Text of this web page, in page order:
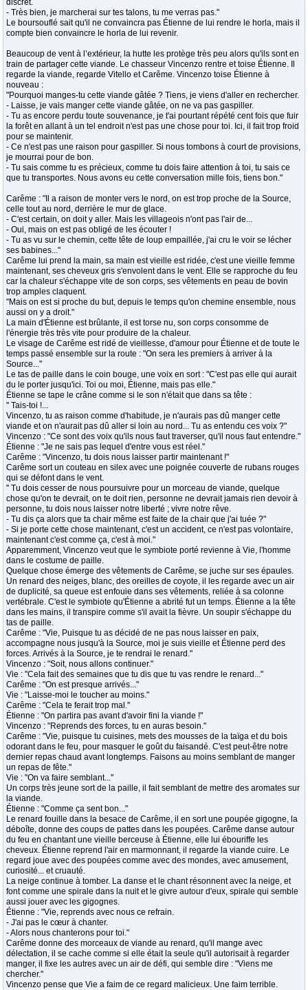
discret.
- Très bien, je marcherai sur tes talons, tu me verras pas."
Le boursouflé sait qu'il ne convaincra pas Étienne de lui rendre le horla, mais il
compte bien convaincre le horla de lui revenir.
Beaucoup de vent à l’extérieur, la hutte les protège très peu alors qu'ils sont en
train de partager cette viande. Le chasseur Vincenzo rentre et toise Étienne. Il
regarde la viande, regarde Vitello et Carême. Vincenzo toise Étienne à
nouveau :
"Pourquoi manges-tu cette viande gâtée ? Tiens, je viens d'aller en rechercher.
- Laisse, je vais manger cette viande gâtée, on ne va pas gaspiller.
- Tu as encore perdu toute souvenance, je t'ai pourtant répété cent fois que fuir
la forêt en allant à un tel endroit n'est pas une chose pour toi. Ici, il fait trop froid
pour se maintenir.
- Ce n'est pas une raison pour gaspiller. Si nous tombons à court de provisions,
je mourrai pour de bon.
- Tu sais comme tu es précieux, comme tu dois faire attention à toi, tu sais ce
que tu transportes. Nous avons eu cette conversation mille fois, tiens bon."
Carême : "Il a raison de monter vers le nord, on est trop proche de la Source,
celle tout au nord, derrière le mur de glace.
- C'est certain, on doit y aller. Mais les villageois n'ont pas l'air de...
- Oui, mais on est pas obligé de les écouter !
- Tu as vu sur le chemin, cette tête de loup empaillée, j'ai cru le voir se lécher
ses babines..."
Carême lui prend la main, sa main est vieille est ridée, c'est une vieille femme
maintenant, ses cheveux gris s'envolent dans le vent. Elle se rapproche du feu
car la chaleur s'échappe vite de son corps, ses vêtements en peau de bovin
trop amples claquent.
"Mais on est si proche du but, depuis le temps qu'on chemine ensemble, nous
aussi on y a droit."
La main d'Étienne est brûlante, il est torse nu, son corps consomme de
l'énergie très très vite pour produire de la chaleur.
Le visage de Carême est ridé de vieillesse, d'amour pour Étienne et de toute le
temps passé ensemble sur la route : "On sera les premiers à arriver à la
Source..."
Le tas de paille dans le coin bouge, une voix en sort : "C'est pas elle qui aurait
du le porter jusqu'ici. Toi ou moi, Étienne, mais pas elle."
Étienne se tape le crâne comme si le son n'était que dans sa tête :
" Tais-toi !...
Vincenzo, tu as raison comme d'habitude, je n'aurais pas dû manger cette
viande et on n'aurait pas dû aller si loin au nord... Tu as entendu ces voix ?"
Vincenzo : "Ce sont des voix qu'ils nous faut traverser, qu'il nous faut entendre."
Étienne : "Je ne sais pas lequel d'entre vous est réel."
Carême : "Vincenzo, tu dois nous laisser partir maintenant !"
Carême sort un couteau en silex avec une poignée couverte de rubans rouges
qui se défont dans le vent.
" Tu dois cesser de nous poursuivre pour un morceau de viande, quelque
chose qu'on te devrait, on te doit rien, personne ne devrait jamais rien devoir à
personne, tu dois nous laisser notre liberté ; vivre notre rêve.
- Tu dis ça alors que ta chair même est faite de la chair que j'ai tuée ?"
- Si je porte cette chose maintenant, c'est un accident, ce n'est pas volontaire,
maintenant c'est comme ça, c'est à moi."
Apparemment, Vincenzo veut que le symbiote porté revienne à Vie, l'homme
dans le costume de paille.
Quelque chose émerge des vêtements de Carême, se juche sur ses épaules.
Un renard des neiges, blanc, des oreilles de coyote, il les regarde avec un air
de duplicité, sa queue est enfouie dans ses vêtements, reliée à sa colonne
vertébrale. C'est le symbiote qu'Étienne a abrité fut un temps. Étienne a la tête
dans les mains, il transpire comme s'il avait la fièvre. Un soupir s'échappe du
tas de paille.
Carême : "Vie, Puisque tu as décidé de ne pas nous laisser en paix,
accompagne nous jusqu'à la Source, moi je suis vieille et Étienne perd des
forces. Arrivés à la Source, je te rendrai le renard."
Vincenzo : "Soit, nous allons continuer."
Vie : "Cela fait des semaines que tu dis que tu vas rendre le renard..."
Carême : "On est presque arrivés..."
Vie : "Laisse-moi le toucher au moins."
Carême : "Cela te ferait trop mal."
Étienne : "On partira pas avant d'avoir fini la viande !"
Vincenzo : "Reprends des forces, tu en auras besoin."
Carême : "Vie, puisque tu cuisines, mets des mousses de la taïga et du bois
odorant dans le feu, pour masquer le goût du faisandé. C'est peut-être notre
dernier repas chaud avant longtemps. Faisons au moins semblant de manger
un repas de fête."
Vie : "On va faire semblant..."
Un corps très jeune sort de la paille, il fait semblant de mettre des aromates sur
la viande.
Étienne : "Comme ça sent bon..."
Le renard fouille dans la besace de Carême, il en sort une poupée gigogne, la
déboîte, donne des coups de pattes dans les poupées. Carême danse autour
du feu en chantant une vieille berceuse à Étienne, elle lui ébouriffe les
cheveux. Étienne reprend l'air en marmonnant, il regarde la viande cuire. Le
regard joue avec des poupées comme avec des mondes, avec amusement,
curiosité... et cruauté.
La neige continue à tomber. La danse et le chant résonnent avec la neige, et
font comme une spirale dans la nuit et le givre autour d'eux, spirale qui semble
aussi jouer avec les gigognes.
Étienne : "Vie, reprends avec nous ce refrain.
- J'ai pas le cœur à chanter.
- Alors nous chanterons pour toi."
Carême donne des morceaux de viande au renard, qu'il mange avec
délectation, il se cache comme si elle était la seule qu'il autorisait à regarder
manger, il fixe les autres avec un air de défi, qui semble dire : "Viens me
chercher."
Vincenzo pense que Vie a faim de ce regard malicieux. Une faim terrible.